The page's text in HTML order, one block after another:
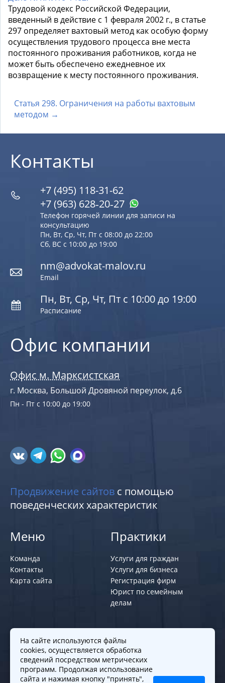
Трудовой кодекс Российской Федерации,
введенный в действие с 1 февраля 2002 г., в статье
297 определяет вахтовый метод как особую форму
осуществления трудового процесса вне места
постоянного проживания работников, когда не
может быть обеспечено ежедневное их
возвращение к месту постоянного проживания.
Статья 298. Ограничения на работы вахтовым
методом →
Офис компании
Офис м. Марксистская
г. Москва, Большой Дровяной переулок, д.6
Пн - Пт с 10:00 до 19:00
Контакты
+7 (495) 118-31-62
+7 (963) 628‑20‑27
Телефон горячей линии для записи на
консультацию
Пн, Вт, Ср, Чт, Пт с 08:00 до 22:00
Сб, ВС с 10:00 до 19:00
nm@advokat-malov.ru
Email
Пн, Вт, Ср, Чт, Пт с 10:00 до 19:00
Расписание
Продвижение сайтов с помощью
поведенческих характеристик
Меню
Команда
Контакты
Карта сайта
Практики
Услуги для граждан
Услуги для бизнеса
Регистрация фирм
Юрист по семейным
делам
Политики и правила
Политика обработки персональных
данных
Согласие на обработку cookies
На сайте используются файлы
cookies, осуществляется обработка
сведений посредством метрических
программ. Продолжая использование
сайта и нажимая кнопку "принять",